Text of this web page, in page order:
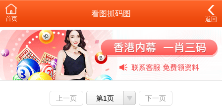
首页
看图抓码图
返回
上一页 第1页 下一页